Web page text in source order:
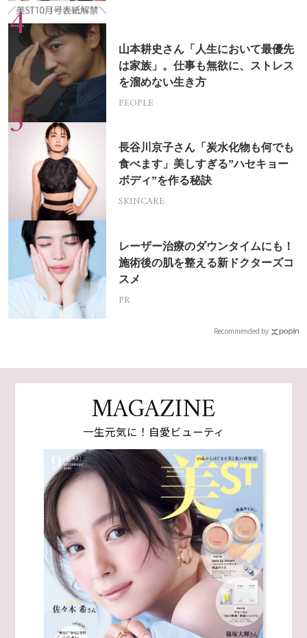
山本耕史さん「人生において最優先
は家族」。仕事も無欲に、ストレス
を溜めない生き方
PEOPLE
長谷川京子さん「炭水化物も何でも
食べます」美しすぎる”ハセキョー
ボディ”を作る秘訣
SKINCARE
レーザー治療のダウンタイムにも！
施術後の肌を整える新ドクターズコ
スメ
PR
Recommended by
MAGAZINE
一生元気に！自愛ビューティ